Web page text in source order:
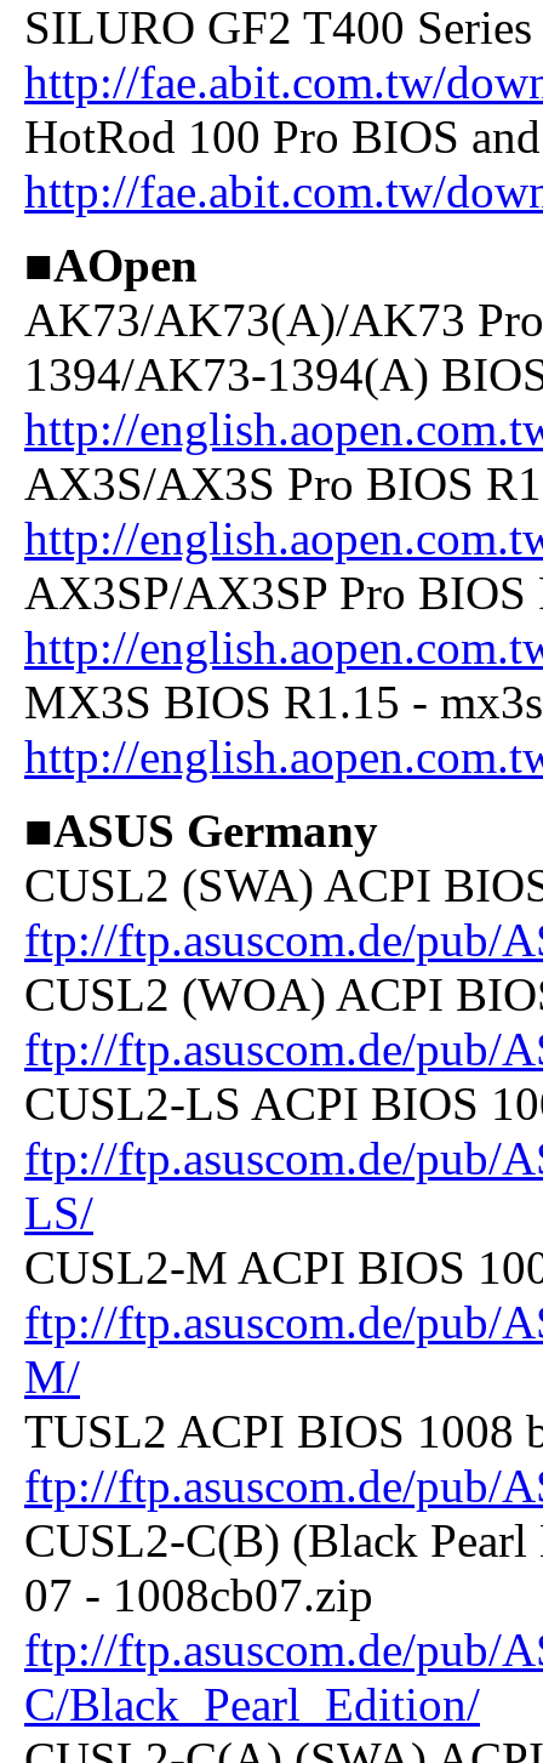
SILURO GF2 T400
http://fae.abit.com.tw/
HotRod 100 Pro BIOS
http://fae.abit.com.tw/
■AOpen
AK73/AK73(A)/AK73
1394/AK73-1394(A)
http://
AX3S/AX3S Pro BIOS
http://
AX3SP/AX3SP Pro BIOS
http://
MX3S BIOS R1.15 -
http://
■ASUS Germany
CUSL2 (SWA) ACPI
ftp://ftp.asuscom.de/pub/
CUSL2 (WOA) ACPI
ftp://ftp.asuscom.de/pub/
CUSL2-LS ACPI BIOS
ftp://ftp.asuscom.de/pub/
LS/
CUSL2-M ACPI BIOS
ftp://ftp.asuscom.de/pub/
M/
TUSL2 ACPI BIOS 1008
ftp://ftp.asuscom.de/pub/
CUSL2-C(B) (Black
07 - 1008cb07.zip
ftp://ftp.asuscom.de/pub/
C/Black_Pearl_Edition/